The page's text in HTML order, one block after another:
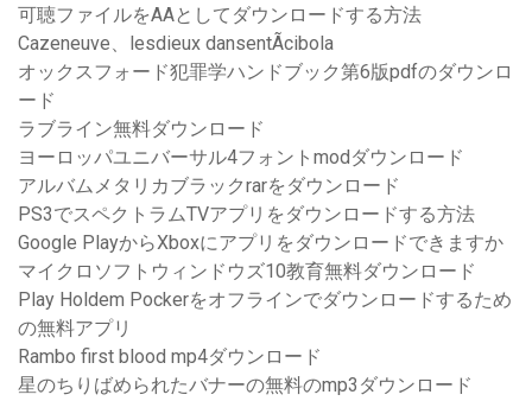
可聴ファイルをAAとしてダウンロードする方法
Cazeneuve、lesdieux dansentÃcibola
オックスフォード犯罪学ハンドブック第6版pdfのダウンロ
ード
ラブライン無料ダウンロード
ヨーロッパユニバーサル4フォントmodダウンロード
アルバムメタリカブラックrarをダウンロード
PS3でスペクトラムTVアプリをダウンロードする方法
Google PlayからXboxにアプリをダウンロードできますか
マイクロソフトウィンドウズ10教育無料ダウンロード
Play Holdem Pockerをオフラインでダウンロードするため
の無料アプリ
Rambo first blood mp4ダウンロード
星のちりばめられたバナーの無料のmp3ダウンロード